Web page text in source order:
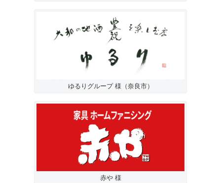
ゆるりグループ 様（奈良市）
赤や 様